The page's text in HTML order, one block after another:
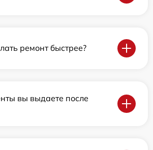
ремонт быстрее?
вы выдаете после